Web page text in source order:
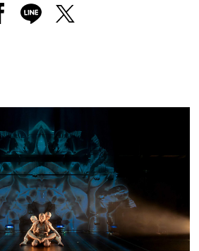
另開新視窗分享至facebook
另開新視窗分享至line
另開新視窗分享至